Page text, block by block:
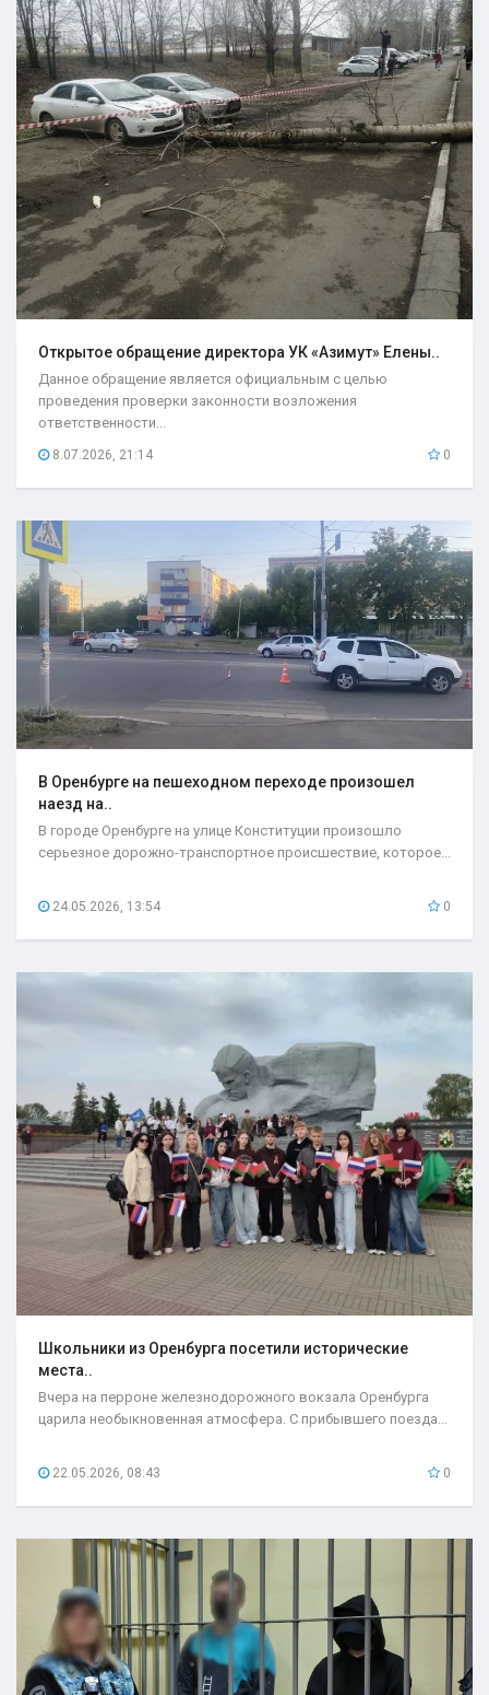
Открытое обращение директора УК «Азимут» Елены..
Данное обращение является официальным с целью
проведения проверки законности возложения
ответственности...
8.07.2026, 21:14 0
В Оренбурге на пешеходном переходе произошел
наезд на..
В городе Оренбурге на улице Конституции произошло
серьезное дорожно-транспортное происшествие, которое...
24.05.2026, 13:54 0
Школьники из Оренбурга посетили исторические
места..
Вчера на перроне железнодорожного вокзала Оренбурга
царила необыкновенная атмосфера. С прибывшего поезда...
22.05.2026, 08:43 0